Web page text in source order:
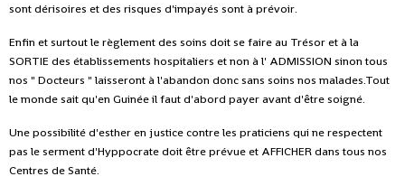
sont dérisoires et des risques d'impayés sont à prévoir.
Enfin et surtout le règlement des soins doit se faire au Trésor et à la
SORTIE des établissements hospitaliers et non à l' ADMISSION sinon tous
nos " Docteurs " laisseront à l'abandon donc sans soins nos malades.Tout
le monde sait qu'en Guinée il faut d'abord payer avant d'être soigné.
Une possibilité d'esther en justice contre les praticiens qui ne respectent
pas le serment d'Hyppocrate doit être prévue et AFFICHER dans tous nos
Centres de Santé.